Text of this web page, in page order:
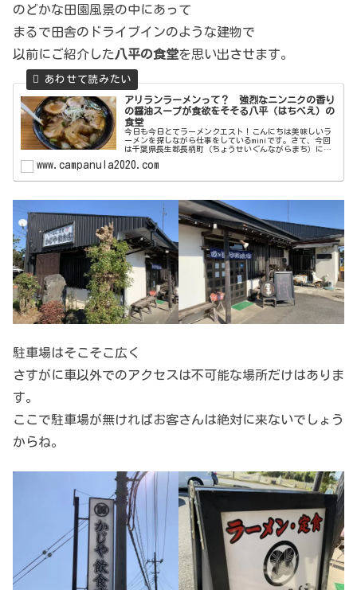
のどかな田園風景の中にあって
まるで田舎のドライブインのような建物で
以前にご紹介した八平の食堂を思い出させます。
アリランラーメンって？ 強烈なニンニクの香り
の醤油スープが食欲をそそる八平（はちべえ）の
食堂
今日も今日とてラーメンクエスト！こんにちは美味しいラ
ーメンを探しながら仕事をしているminiです。さて、今回
は千葉県長生郡長柄町（ちょうせいぐんながらまち）にあ
食堂住所：千葉県長生郡長柄町...
www.campanula2020.com
駐車場はそこそこ広く
さすがに車以外でのアクセスは不可能な場所だけはありま
す。
ここで駐車場が無ければお客さんは絶対に来ないでしょう
からね。